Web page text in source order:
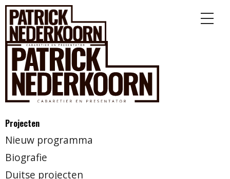
Projecten
Nieuw programma
Biografie
Duitse projecten